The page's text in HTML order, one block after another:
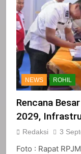
NEWS ROHIL
Rencana
2029,
Redaksi 3
Foto : Rapat